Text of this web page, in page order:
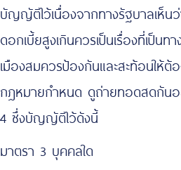
บัญญัติไว้เนื่องจากทางรัฐบาลเห็น
ดอกเบี้ยสูงเกินควรเป็นเรื่องที่เป็นท
เมืองสมควรป้องกันและสะท้อนให้ต้
กฎหมายกำหนด ดูถ่ายทอดสดกันอ
4 ซึ่งบัญญัติไว้ดังนี้
มาตรา 3 บุคคลใด